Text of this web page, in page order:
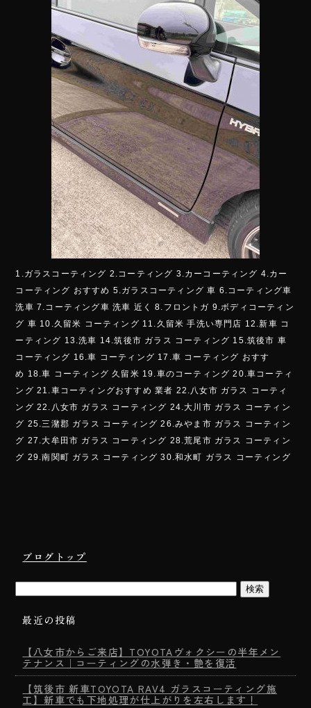
1.ガラスコーティング 2.コーティング 3.カーコーティング 4.カー
コーティング おすすめ 5.ガラスコーティング 車 6.コーティング車
洗車 7.コーティング車 洗車 近く 8.フロントガ 9.ボディコーティン
グ 車 10.久留米 コーティング 11.久留米 手洗い専門店 12.新車 コ
ーティング 13.洗車 14.筑後市 ガラス コーティング 15.筑後市 車
コーティング 16.車 コーティング 17.車 コーティング おすす
め 18.車 コーティング 久留米 19.車のコーティング 20.車コーティ
ング 21.車コーティングおすすめ 業者 22.八女市 ガラス コーティ
ング 22.八女市 ガラス コーティング 24.大川市 ガラス コーティン
グ 25.三潴郡 ガラス コーティング 26.みやま市 ガラス コーティン
グ 27.大牟田市 ガラス コーティング 28.荒尾市 ガラス コーティン
グ 29.南関町 ガラス コーティング 30.和水町 ガラス コーティング
ブログトップ
最近の投稿
【八女市からご来店】TOYOTAヴォクシーの半年メン
テナンス｜コーティングの水弾き・艶を復活
【筑後市 新車TOYOTA RAV4 ガラスコーティング施
工】新車でも下地処理が仕上がりを左右します！